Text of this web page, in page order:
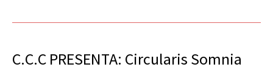
C.C.C PRESENTA: Circularis Somnia
C.C.C